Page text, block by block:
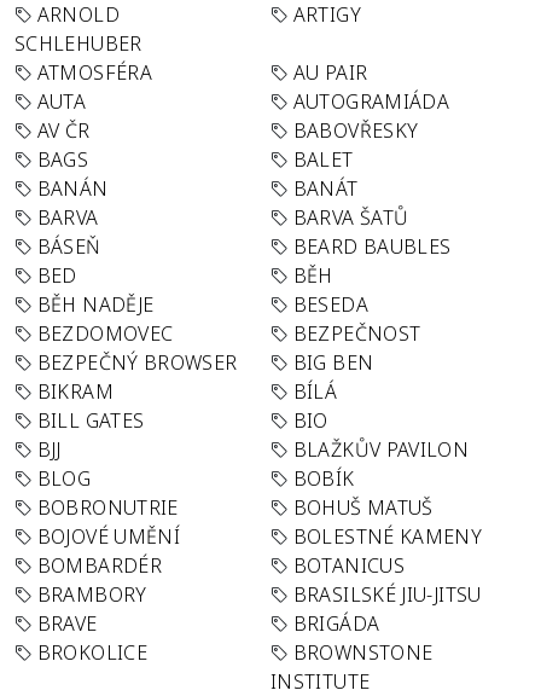
ARNOLD
SCHLEHUBER
ARTIGY
ATMOSFÉRA
AU PAIR
AUTA
AUTOGRAMIÁDA
AV ČR
BABOVŘESKY
BAGS
BALET
BANÁN
BANÁT
BARVA
BARVA ŠATŮ
BÁSEŇ
BEARD BAUBLES
BED
BĚH
BĚH NADĚJE
BESEDA
BEZDOMOVEC
BEZPEČNOST
BEZPEČNÝ BROWSER
BIG BEN
BIKRAM
BÍLÁ
BILL GATES
BIO
BJJ
BLAŽKŮV PAVILON
BLOG
BOBÍK
BOBRONUTRIE
BOHUŠ MATUŠ
BOJOVÉ UMĚNÍ
BOLESTNÉ KAMENY
BOMBARDÉR
BOTANICUS
BRAMBORY
BRASILSKÉ JIU-JITSU
BRAVE
BRIGÁDA
BROKOLICE
BROWNSTONE
INSTITUTE